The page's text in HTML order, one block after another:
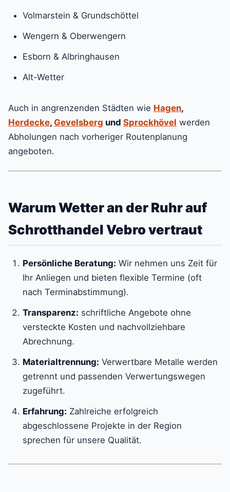
Volmarstein & Grundschöttel
Wengern & Oberwengern
Esborn & Albringhausen
Alt-Wetter
Auch in angrenzenden Städten wie Hagen,
Herdecke, Gevelsberg und Sprockhövel werden
Abholungen nach vorheriger Routenplanung
angeboten.
Warum Wetter an der Ruhr auf
Schrotthandel Vebro vertraut
Persönliche Beratung: Wir nehmen uns Zeit für
Ihr Anliegen und bieten flexible Termine (oft
nach Terminabstimmung).
Transparenz: schriftliche Angebote ohne
versteckte Kosten und nachvollziehbare
Abrechnung.
Materialtrennung: Verwertbare Metalle werden
getrennt und passenden Verwertungswegen
zugeführt.
Erfahrung: Zahlreiche erfolgreich
abgeschlossene Projekte in der Region
sprechen für unsere Qualität.